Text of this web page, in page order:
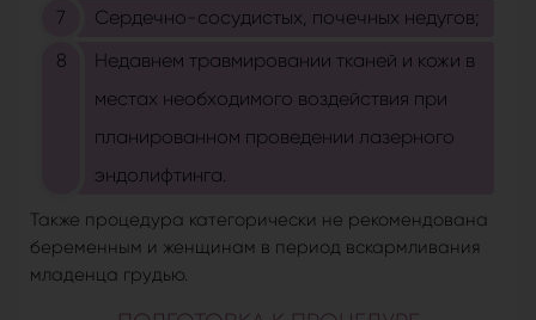
Сердечно-сосудистых, почечных недугов;
Недавнем травмировании тканей и кожи в
местах необходимого воздействия при
планированном проведении лазерного
эндолифтинга.
Также процедура категорически не рекомендована
беременным и женщинам в период вскармливания
младенца грудью.